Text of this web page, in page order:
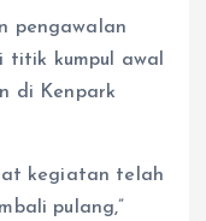
pengawalan
titik kumpul awal
di Kenpark
kegiatan telah
pulang,”